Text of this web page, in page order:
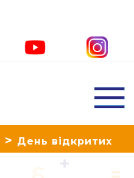
> День відкритих